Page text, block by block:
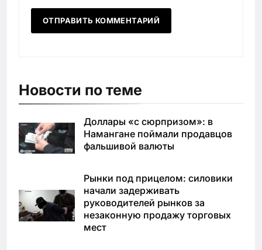
Новости по теме
Доллары «с сюрпризом»: в
Намангане поймали продавцов
фальшивой валюты
Рынки под прицелом: силовики
начали задерживать
руководителей рынков за
незаконную продажу торговых
мест